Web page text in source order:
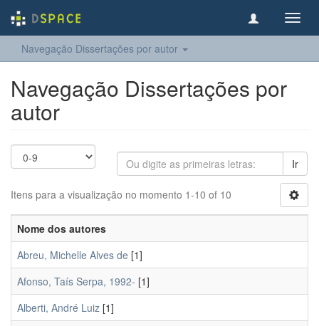
Navegação Dissertações por autor
Navegação Dissertações por
autor
Ir
Itens para a visualização no momento 1-10 of 10
Nome dos autores
Abreu, Michelle Alves de [1]
Afonso, Taís Serpa, 1992- [1]
Alberti, André Luiz [1]